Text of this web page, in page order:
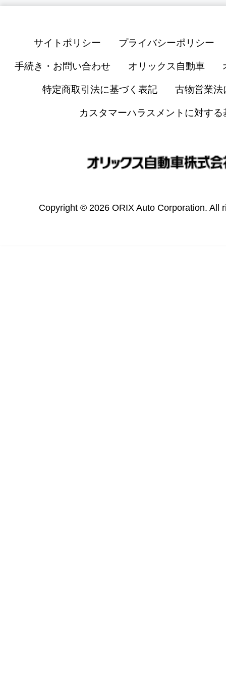
サイトポリシー プライバシーポリシー
手続き・お問い合わせ オリックス自動車
特定商取引法に基づく表記 古物営業法
カスタマーハラスメントに対する
Copyright © 2026 ORIX Auto Corporation. All